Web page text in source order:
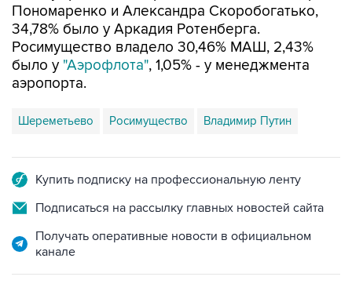
Пономаренко и Александра Скоробогатько,
34,78% было у Аркадия Ротенберга.
Росимущество владело 30,46% МАШ, 2,43%
было у "Аэрофлота", 1,05% - у менеджмента
аэропорта.
Шереметьево Росимущество Владимир Путин
Купить подписку на профессиональную ленту
Подписаться на рассылку главных новостей сайта
Получать оперативные новости в официальном
канале